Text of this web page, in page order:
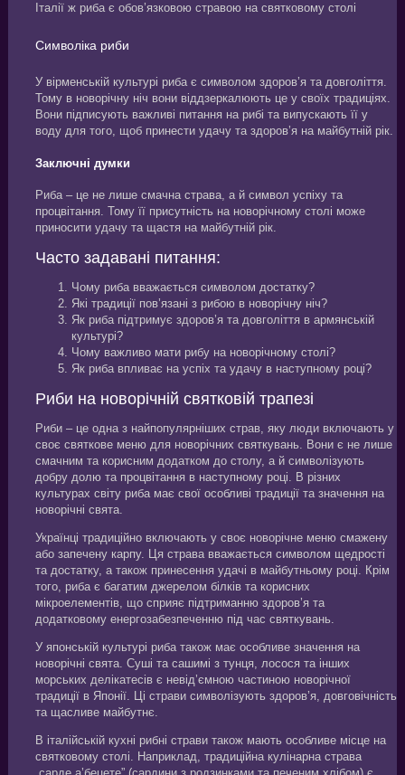
Італії ж риба є обов’язковою стравою на святковому столі
Символіка риби
У вірменській культурі риба є символом здоров’я та довголіття.
Тому в новорічну ніч вони віддзеркалюють це у своїх традиціях.
Вони підписують важливі питання на рибі та випускають її у
воду для того, щоб принести удачу та здоров’я на майбутній рік.
Заключні думки
Риба – це не лише смачна страва, а й символ успіху та
процвітання. Тому її присутність на новорічному столі може
приносити удачу та щастя на майбутній рік.
Часто задавані питання:
Чому риба вважається символом достатку?
Які традиції пов’язані з рибою в новорічну ніч?
Як риба підтримує здоров’я та довголіття в армянській
культурі?
Чому важливо мати рибу на новорічному столі?
Як риба впливає на успіх та удачу в наступному році?
Риби на новорічній святковій трапезі
Риби – це одна з найпопулярніших страв, яку люди включають у
своє святкове меню для новорічних святкувань. Вони є не лише
смачним та корисним додатком до столу, а й символізують
добру долю та процвітання в наступному році. В різних
культурах світу риба має свої особливі традиції та значення на
новорічні свята.
Українці традиційно включають у своє новорічне меню смажену
або запечену карпу. Ця страва вважається символом щедрості
та достатку, а також принесення удачі в майбутньому році. Крім
того, риба є багатим джерелом білків та корисних
мікроелементів, що сприяє підтриманню здоров’я та
додатковому енергозабезпеченню під час святкувань.
У японській культурі риба також має особливе значення на
новорічні свята. Суші та сашимі з тунця, лосося та інших
морських делікатесів є невід’ємною частиною новорічної
традиції в Японії. Ці страви символізують здоров’я, довговічність
та щасливе майбутнє.
В італійській кухні рибні страви також мають особливе місце на
святковому столі. Наприклад, традиційна кулінарна страва